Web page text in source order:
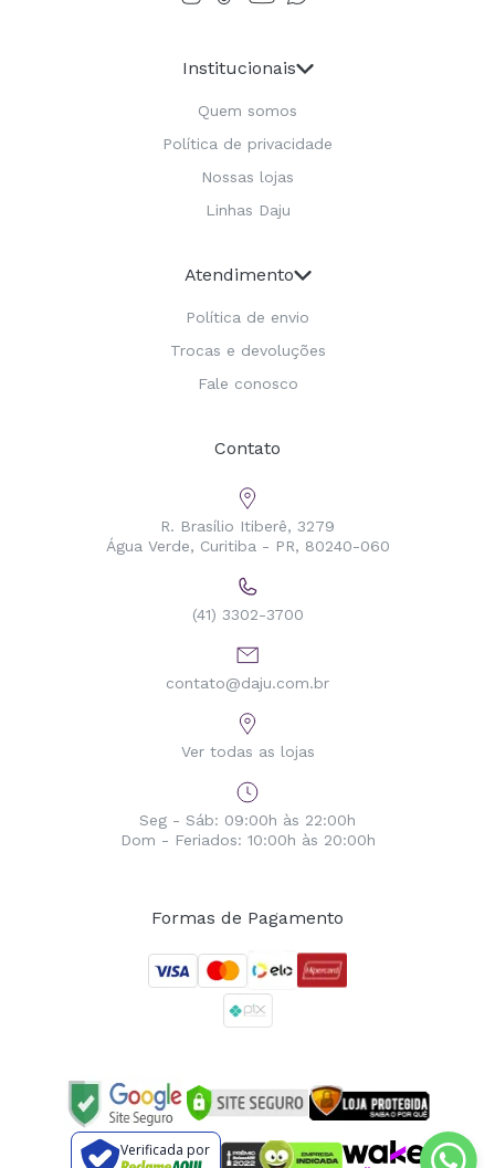
Institucionais
Quem somos
Política de privacidade
Nossas lojas
Linhas Daju
Atendimento
Política de envio
Trocas e devoluções
Fale conosco
Contato
R. Brasílio Itiberê, 3279
Água Verde, Curitiba - PR, 80240-060
(41) 3302-3700
contato@daju.com.br
Ver todas as lojas
Seg - Sáb: 09:00h às 22:00h
Dom - Feriados: 10:00h às 20:00h
Formas de Pagamento
Verificada por